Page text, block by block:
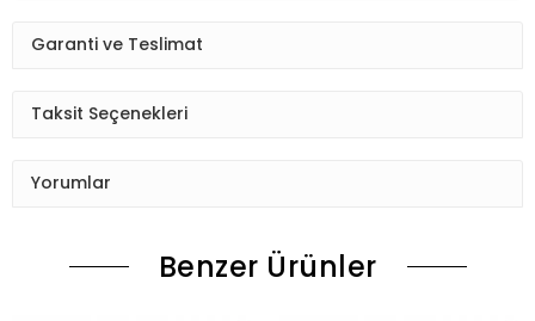
Garanti ve Teslimat
Taksit Seçenekleri
Yorumlar
Benzer Ürünler